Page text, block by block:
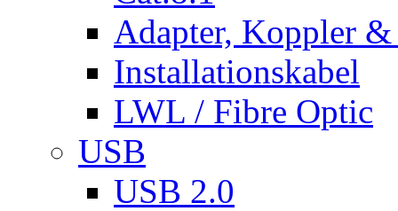
Adapter, Koppler &
Installationskabel
LWL / Fibre Optic
USB
USB 2.0